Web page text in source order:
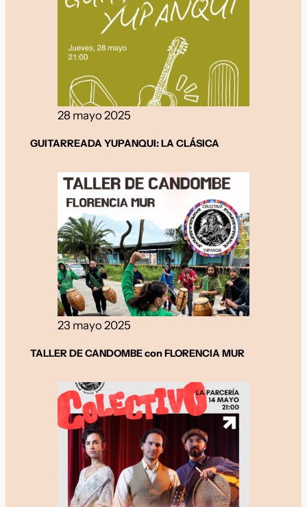
28 mayo 2025
GUITARREADA YUPANQUI: LA CLÁSICA
23 mayo 2025
TALLER DE CANDOMBE con FLORENCIA MUR